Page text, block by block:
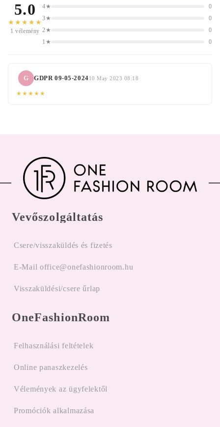
5.0
★★★★★
1 vélemény
4★
0
3★
0
2★
0
1★
0
G GDPR 09-05-202410 May 2023 08:18
★★★★★
Vevőszolgáltatás
Csere/visszaküldés és fizetés
E-Mail office@onefashionroom.hu
Visszaküldési/csere űrlap
OneFashionRoom
Felhasználási feltételek
Online panaszkezelés
Vélemények az ügyfelektől
Promóciók alkalmazása